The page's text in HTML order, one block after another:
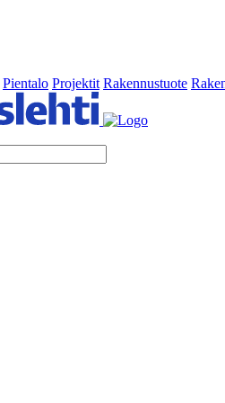
Pientalo Projektit Rakennustuote